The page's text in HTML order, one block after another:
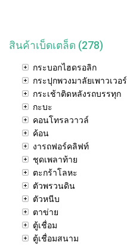
สินค้าเบ็ดเตล็ด (278)
กระบอกไฮดรอลิก
กระปุกพวงมาลัยเพาวเวอร์
กระเช้าติดหลังรถบรรทุก
กะบะ
คอนโทรลวาวล์
ค้อน
งารถฟอร์คลิฟท์
ชุดเพลาท้าย
ตะกร้าโลหะ
ตัวพรวนดิน
ตัวหนีบ
ตาข่าย
ตู้เชื่อม
ตู้เชื่อมสนาม